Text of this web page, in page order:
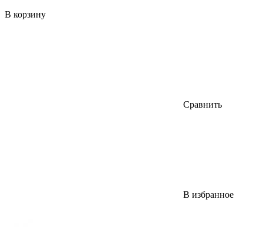
В корзину
Сравнить
В избранное